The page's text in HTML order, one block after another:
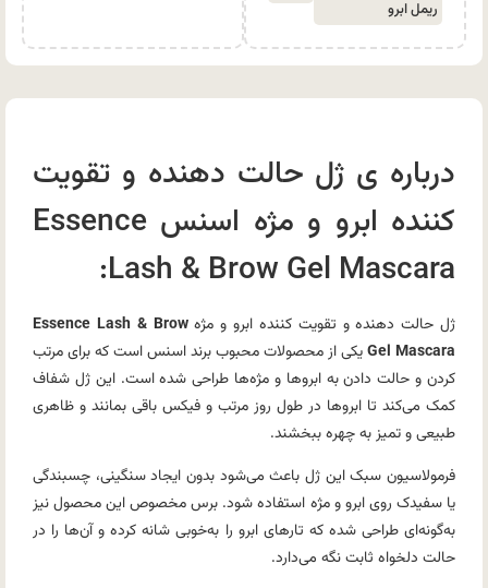
ریمل ابرو
درباره ی ژل حالت دهنده و تقویت
کننده ابرو و مژه اسنس Essence
Lash & Brow Gel Mascara:
ژل حالت دهنده و تقویت کننده ابرو و مژهEssence Lash & Brow
Gel Mascaraیکی از محصولات محبوب برند اسنس است که برای مرتب
کردن و حالت دادن به ابروها و مژه‌ها طراحی شده است. این ژل شفاف
کمک می‌کند تا ابروها در طول روز مرتب و فیکس باقی بمانند و ظاهری
طبیعی و تمیز به چهره ببخشند.
فرمولاسیون سبک این ژل باعث می‌شود بدون ایجاد سنگینی، چسبندگی
یا سفیدک روی ابرو و مژه استفاده شود. برس مخصوص این محصول نیز
به‌گونه‌ای طراحی شده که تارهای ابرو را به‌خوبی شانه کرده و آن‌ها را در
حالت دلخواه ثابت نگه می‌دارد.